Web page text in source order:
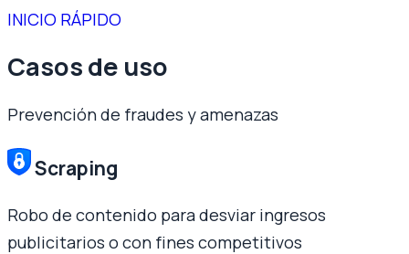
INICIO RÁPIDO
Casos de uso
Prevención de fraudes y amenazas
Scraping
Robo de contenido para desviar ingresos
publicitarios o con fines competitivos